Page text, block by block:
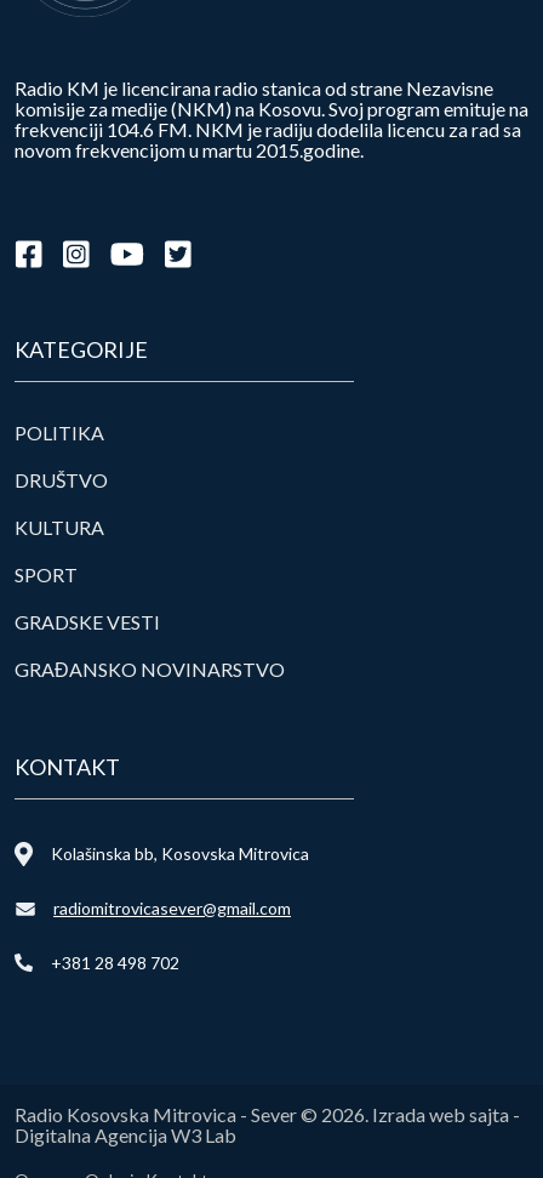
Radio KM je licencirana radio stanica od strane Nezavisne
komisije za medije (NKM) na Kosovu. Svoj program emituje na
frekvenciji 104.6 FM. NKM je radiju dodelila licencu za rad sa
novom frekvencijom u martu 2015.godine.
KATEGORIJE
POLITIKA
DRUŠTVO
KULTURA
SPORT
GRADSKE VESTI
GRAĐANSKO NOVINARSTVO
KONTAKT
Kolašinska bb, Kosovska Mitrovica
radiomitrovicasever@gmail.com
+381 28 498 702
Radio Kosovska Mitrovica - Sever © 2026. Izrada web sajta -
Digitalna Agencija W3 Lab